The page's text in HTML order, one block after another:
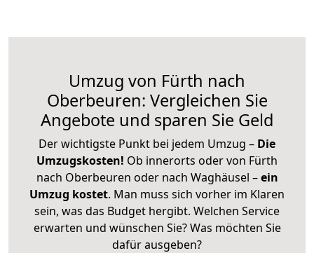
Umzug von Fürth nach
Oberbeuren: Vergleichen Sie
Angebote und sparen Sie Geld
Der wichtigste Punkt bei jedem Umzug – Die
Umzugskosten! Ob innerorts oder von Fürth
nach Oberbeuren oder nach Waghäusel –ein
Umzug kostet. Man muss sich vorher im Klaren
sein, was das Budget hergibt. Welchen Service
erwarten und wünschen Sie? Was möchten Sie
dafür ausgeben?